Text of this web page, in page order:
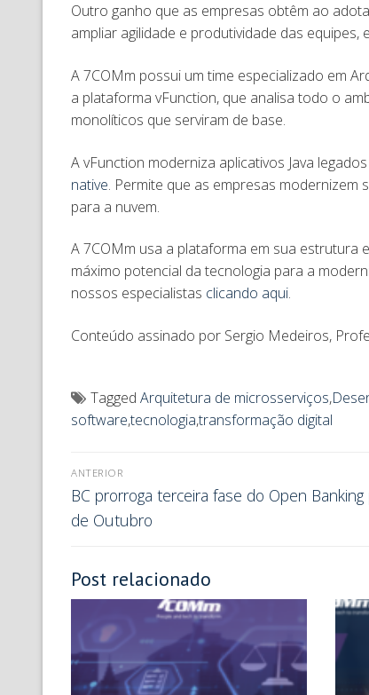
Outro ganho que as empresas obtêm ao
ampliar agilidade e produtividade das
A 7COMm possui um time especializado em
a plataforma vFunction, que analisa todo o
monolíticos que serviram de base.
A vFunction moderniza aplicativos Java
native. Permite que as empresas modernizem
para a nuvem.
A 7COMm usa a plataforma em sua
máximo potencial da tecnologia para a
nossos especialistas clicando aqui.
Conteúdo assinado por Sergio Medeiros,
Tagged Arquitetura de microsserviços,
software,tecnologia,transformação digital
ANTERIOR
BC prorroga terceira fase do Open Banking
de Outubro
Post relacionado